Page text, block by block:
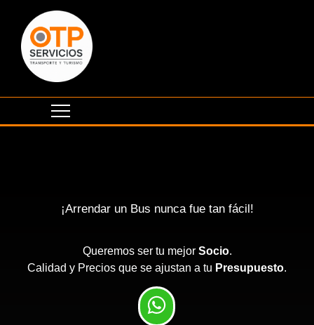
¡Arrendar un Bus nunca fue tan fácil!
Queremos ser tu mejor Socio.
Calidad y Precios que se ajustan a tu Presupuesto.